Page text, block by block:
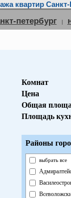
квартир Санкт-
петербург |
Комнат
Цена
Общая
Площадь
Районы
выбрать все